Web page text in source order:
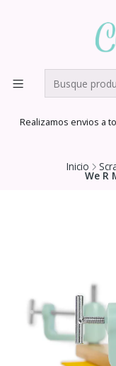
Realizamos envios a
Inicio
We R